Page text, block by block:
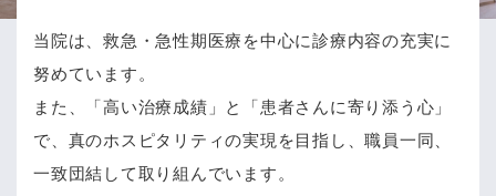
当院は、救急・急性期医療を中心に診療内容の充実に
努めています。
また、「高い治療成績」と「患者さんに寄り添う心」
で、 真のホスピタリティの実現を目指し、職員一同、
一致団結して取り組んでいます。